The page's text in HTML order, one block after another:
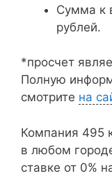
Сумма к
рублей.
*просчет
Полную
смотрите на
Компания 495
в любом
ставке от 0%